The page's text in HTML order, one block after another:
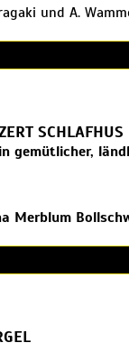
und A.
|
SCHLAFHUS
gemütlicher,
Merblum
Kontrabass
und
Thun
wird wegen der
der